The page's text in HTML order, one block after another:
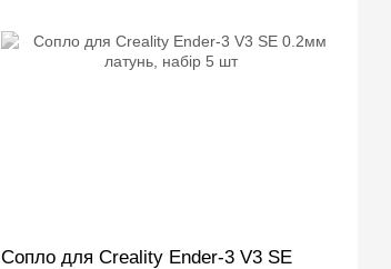
Сопло для Creality Ender-3 V3 SE